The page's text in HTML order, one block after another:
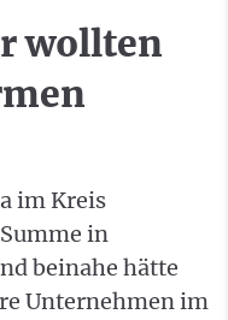
wollten
im Kreis
in
beinahe hätte
Unternehmen im